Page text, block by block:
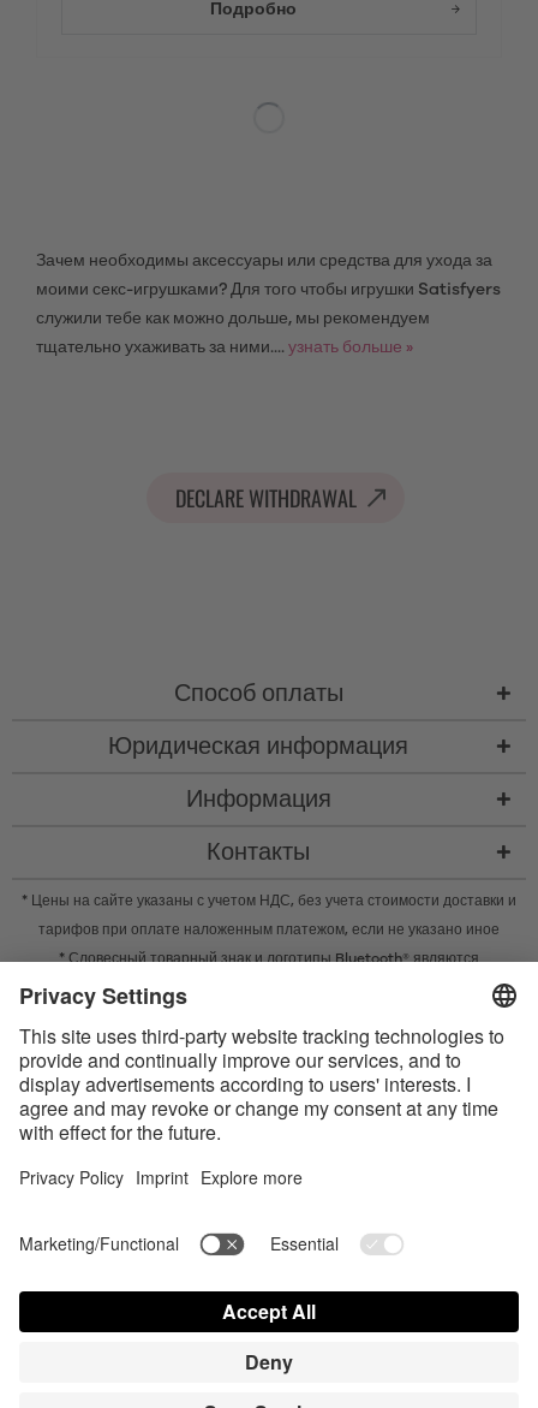
Подробно
Зачем необходимы аксессуары или средства для ухода за
моими секс-игрушками? Для того чтобы игрушки Satisfyers
служили тебе как можно дольше, мы рекомендуем
тщательно ухаживать за ними.... узнать больше »
DECLARE WITHDRAWAL
Способ оплаты
Юридическая информация
Информация
Контакты
* Цены на сайте указаны с учетом НДС, без учета стоимости доставки и
тарифов при оплате наложенным платежом, если не указано иное
* Словесный товарный знак и логотипы Bluetooth® являются
зарегистрированными товарными знаками Bluetooth SIG, Inc. Компания
Apple, логотип Apple и Apple Watch являются товарными знаками Apple
Inc. Google Play и логотип Google Play являются товарными знаками
Google LLC.
Contact us today